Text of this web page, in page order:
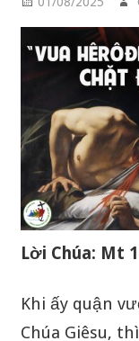
Lời Chúa: Mt
Khi ấy quận
Chúa Giêsu,